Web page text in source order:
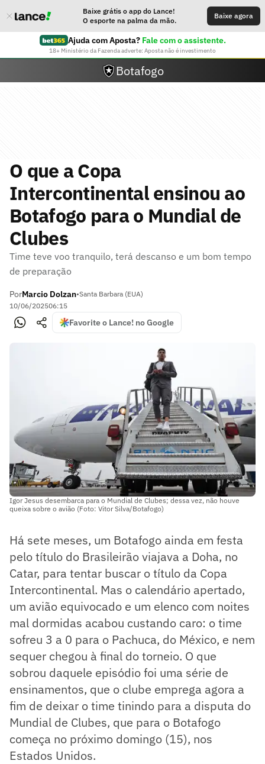
Baixe grátis o app do Lance!
O esporte na palma da mão.
Baixe agora
Ajuda com Aposta? Fale com o assistente.
18+ Ministério da Fazenda adverte: Aposta não é investimento
Botafogo
O que a Copa
Intercontinental ensinou ao
Botafogo para o Mundial de
Clubes
Time teve voo tranquilo, terá descanso e um bom tempo
de preparação
PorMarcio Dolzan•Santa Barbara (EUA)
10/06/202506:15
Favorite o Lance! no Google
Igor Jesus desembarca para o Mundial de Clubes; dessa vez, não houve
queixa sobre o avião (Foto: Vitor Silva/Botafogo)
Há sete meses, um Botafogo ainda em festa
pelo título do Brasileirão viajava a Doha, no
Catar, para tentar buscar o título da Copa
Intercontinental. Mas o calendário apertado,
um avião equivocado e um elenco com noites
mal dormidas acabou custando caro: o time
sofreu 3 a 0 para o Pachuca, do México, e nem
sequer chegou à final do torneio. O que
sobrou daquele episódio foi uma série de
ensinamentos, que o clube emprega agora a
fim de deixar o time tinindo para a disputa do
Mundial de Clubes, que para o Botafogo
começa no próximo domingo (15), nos
Estados Unidos.